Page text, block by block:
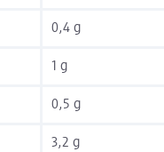
0,4 g
1 g
0,5 g
3,2 g